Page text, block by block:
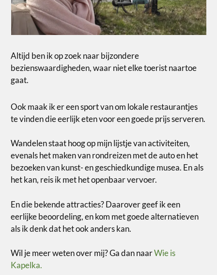
Altijd ben ik op zoek naar bijzondere
bezienswaardigheden, waar niet elke toerist naartoe
gaat.
Ook maak ik er een sport van om lokale restaurantjes
te vinden die eerlijk eten voor een goede prijs serveren.
Wandelen staat hoog op mijn lijstje van activiteiten,
evenals het maken van rondreizen met de auto en het
bezoeken van kunst- en geschiedkundige musea. En als
het kan, reis ik met het openbaar vervoer.
En die bekende attracties? Daarover geef ik een
eerlijke beoordeling, en kom met goede alternatieven
als ik denk dat het ook anders kan.
Wil je meer weten over mij? Ga dan naarWie is
Kapelka.